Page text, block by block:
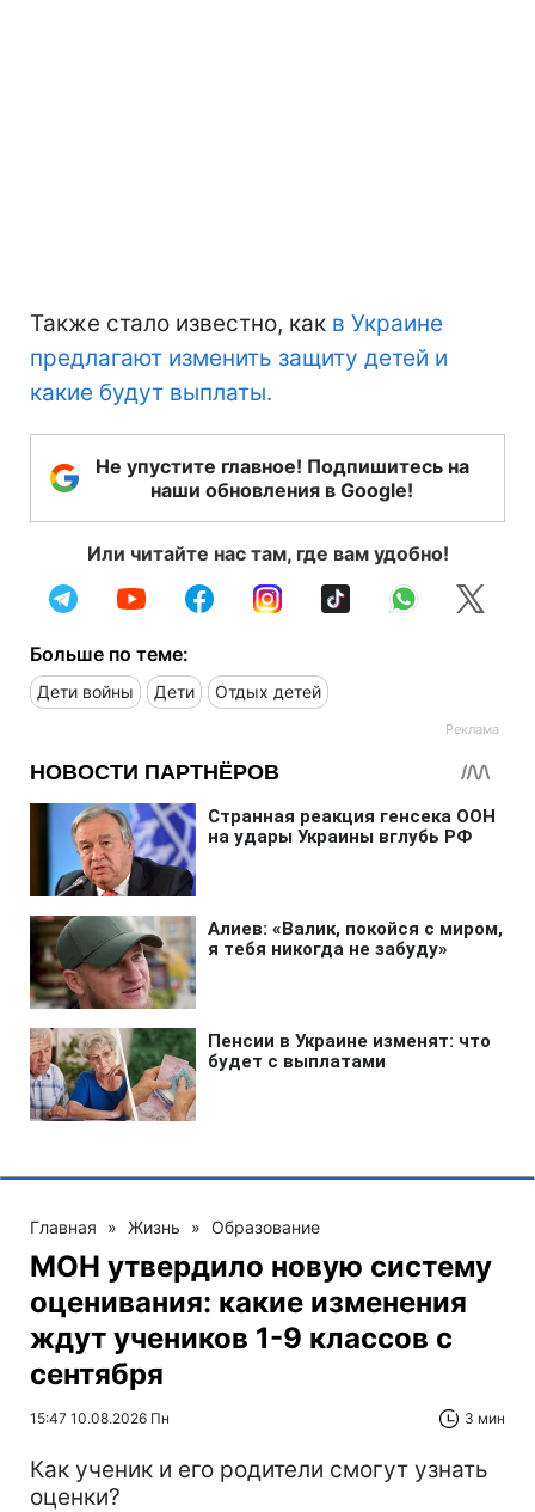
Также стало известно, как в Украине
предлагают изменить защиту детей и
какие будут выплаты.
Не упустите главное! Подпишитесь на
наши обновления в Google!
Или читайте нас там, где вам удобно!
Больше по теме:
Дети войны Дети Отдых детей
Главная » Жизнь » Образование
МОН утвердило новую систему
оценивания: какие изменения
ждут учеников 1-9 классов с
сентября
15:47 10.08.2026 Пн 3 мин
Как ученик и его родители смогут узнать
оценки?